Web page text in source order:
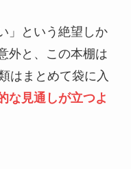
」という絶望しか
外と、この本棚は
はまとめて袋に入
な見通しが立つよ